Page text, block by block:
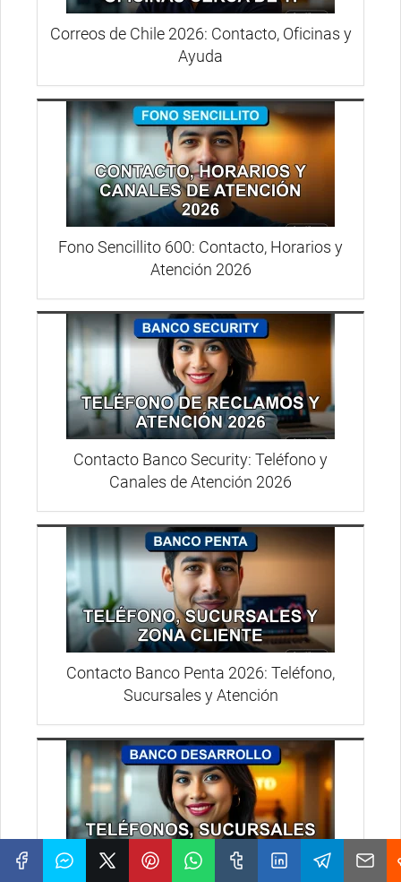
Correos de Chile 2026: Contacto, Oficinas y
Ayuda
Fono Sencillito 600: Contacto, Horarios y
Atención 2026
Contacto Banco Security: Teléfono y
Canales de Atención 2026
Contacto Banco Penta 2026: Teléfono,
Sucursales y Atención